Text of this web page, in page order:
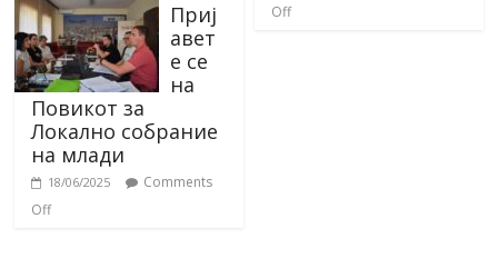
Приј
авет
е се
на
Повикот за
Локално собрание
на млади
18/06/2025
Comments
Off
Off